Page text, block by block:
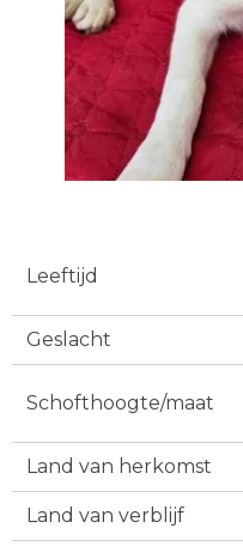
Leeftijd
Geslacht
Schofthoogte/maat
Land van herkomst
Land van verblijf